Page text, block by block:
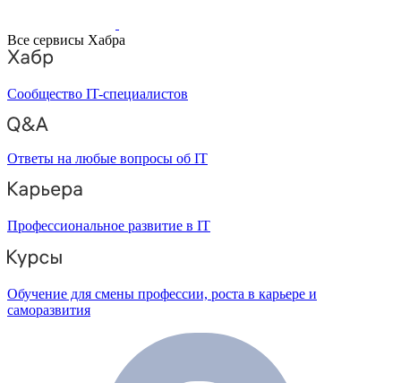
Все сервисы Хабра
Сообщество IT-специалистов
Ответы на любые вопросы об IT
Профессиональное развитие в IT
Обучение для смены профессии, роста в карьере и
саморазвития